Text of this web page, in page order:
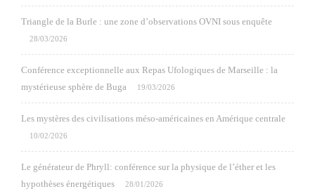
Triangle de la Burle : une zone d’observations OVNI sous enquête
28/03/2026
Conférence exceptionnelle aux Repas Ufologiques de Marseille : la
mystérieuse sphère de Buga
19/03/2026
Les mystères des civilisations méso-américaines en Amérique centrale
10/02/2026
Le générateur de Phryll: conférence sur la physique de l’éther et les
hypothèses énergétiques
28/01/2026